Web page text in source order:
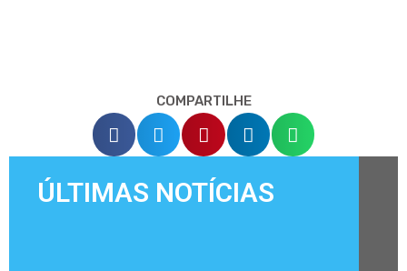
COMPARTILHE
ÚLTIMAS NOTÍCIAS